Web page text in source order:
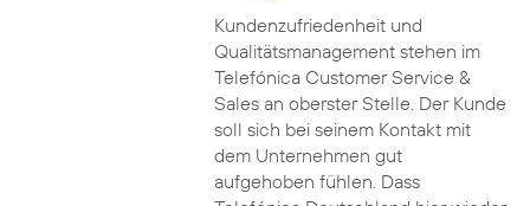
Kundenzufriedenheit und
Qualitätsmanagement stehen im
Telefónica Customer Service &
Sales an oberster Stelle. Der Kunde
soll sich bei seinem Kontakt mit
dem Unternehmen gut
aufgehoben fühlen. Dass